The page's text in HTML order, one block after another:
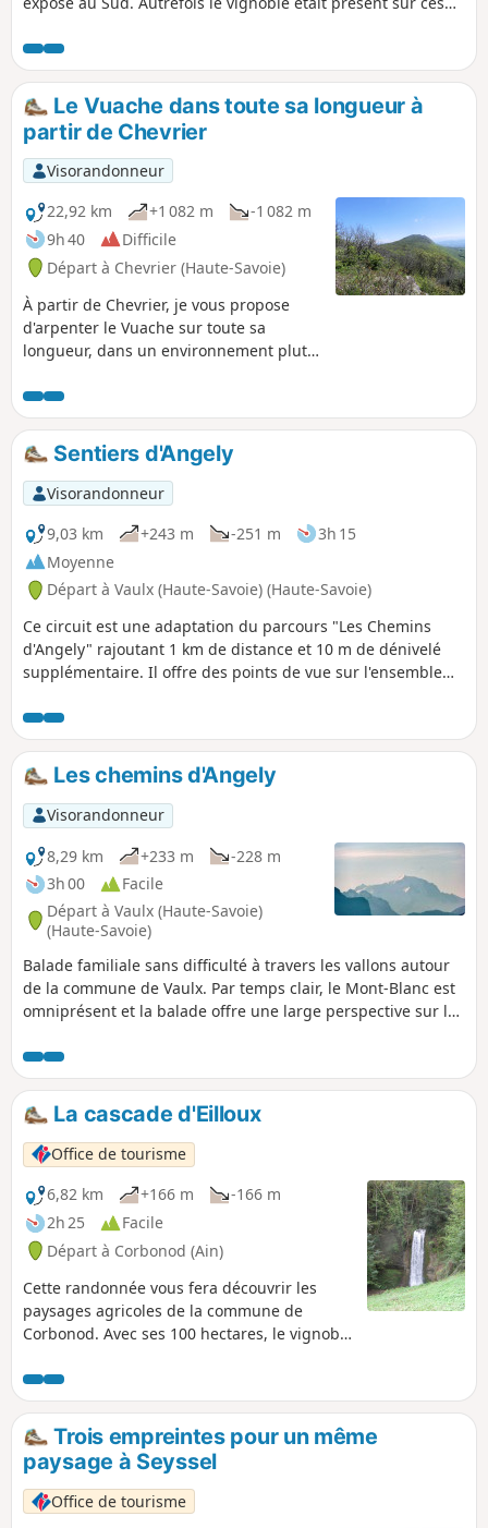
Le Vuache dans toute sa longueur à
partir de Chevrier
Visorandonneur
22,92 km
+1 082 m
-1 082 m
9h 40
Difficile
Départ à Chevrier (Haute-Savoie)
À partir de Chevrier, je vous propose
d'arpenter le Vuache sur toute sa
longueur, dans un environnement plutôt
jolis points de vue. Le retour s'effectue
au pied de la montagne, du côté Est,
avec de jolis panoramas. La principale
difficulté rencontrée est la distance à
parcourir.
Sentiers d'Angely
Visorandonneur
9,03 km
+243 m -251 m
3h 15
Moyenne
Départ à Vaulx (Haute-Savoie) (Haute-Savoie)
Ce circuit est une adaptation du parcours "Les Chemins
d'Angely" rajoutant 1 km de distance et 10 m de dénivelé
supplémentaire. Il offre des points de vue sur l'ensemble
Chartreuse et Belledonne, comme un 360°. Et par temps
clair, le Mont Blanc veille sur toute votre trace.
Les chemins d'Angely
Visorandonneur
8,29 km
+233 m
-228 m
3h 00
Facile
Départ à Vaulx (Haute-Savoie)
(Haute-Savoie)
Balade familiale sans difficulté à travers les vallons autour
de la commune de Vaulx. Par temps clair, le Mont-Blanc est
omniprésent et la balade offre une large perspective sur la
ainsi que sur le Sud du Jura (massif du Colombier) et plus
au Sud vers la Chartreuse et la chaine de Belledonne.
La cascade d'Eilloux
Office de tourisme
6,82 km
+166 m
-166 m
2h 25
Facile
Départ à Corbonod (Ain)
Cette randonnée vous fera découvrir les
paysages agricoles de la commune de
Corbonod. Avec ses 100 hectares, le vignoble
anciennes AOP de France (1942). Profitez de
cette randonnée pour déguster (avec
modération) chez nos viticulteurs les vins
blancs de cépage Molette et Altesse,
typiques de notre territoire. Vous pourrez
aussi faire une halte à la cascade d'Eilloux
pour profiter de sa fraîcheur.
Trois empreintes pour un même
paysage à Seyssel
Office de tourisme